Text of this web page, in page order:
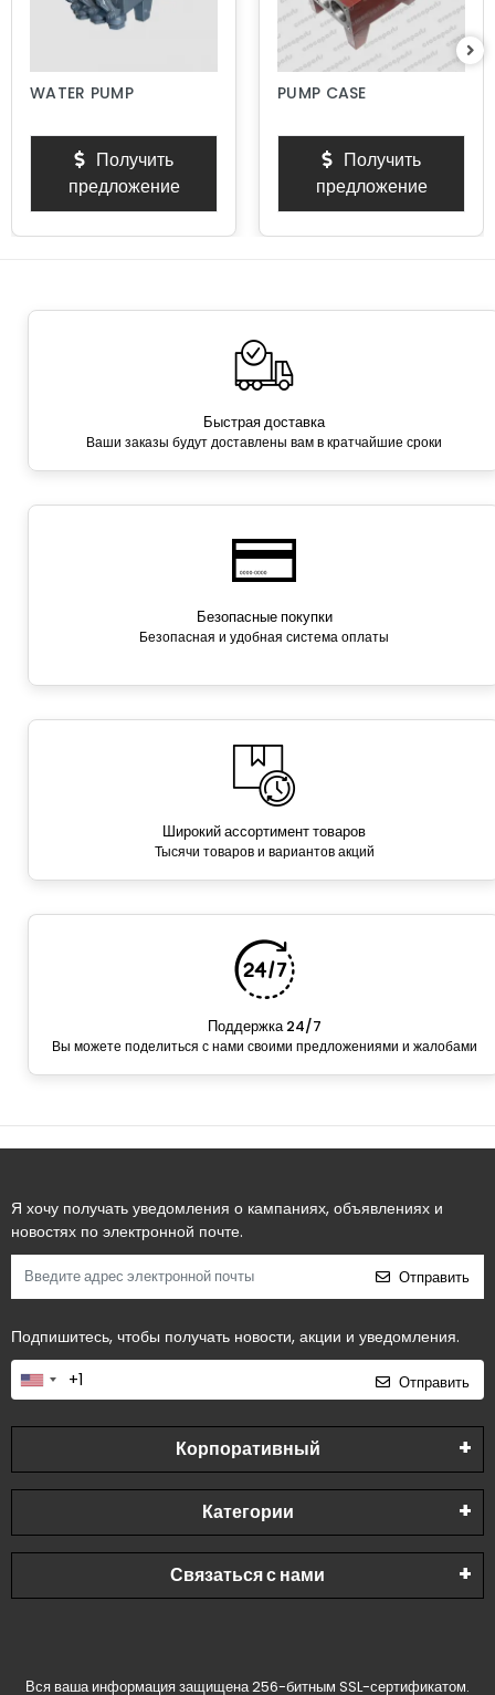
WATER PUMP
Получить
предложение
PUMP CASE
Получить
предложение
Быстрая доставка
Ваши заказы будут доставлены вам в кратчайшие сроки
Безопасные покупки
Безопасная и удобная система оплаты
Широкий ассортимент товаров
Тысячи товаров и вариантов акций
Поддержка 24/7
Вы можете поделиться с нами своими предложениями и жалобами
Я хочу получать уведомления о кампаниях, объявлениях и
новостях по электронной почте.
Отправить
Подпишитесь, чтобы получать новости, акции и уведомления.
Отправить
Корпоративный
Категории
Связаться с нами
Вся ваша информация защищена 256-битным SSL-сертификатом.